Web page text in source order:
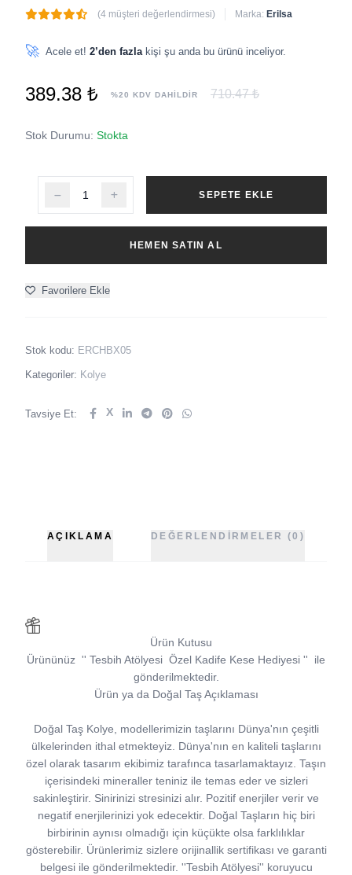
(4 müşteri değerlendirmesi) Marka: Erilsa
🚀 Acele et! 2’den fazla kişi şu anda bu ürünü inceliyor.
389.38 ₺ %20 KDV DAHİLDİR 710.47 ₺
Stok Durumu: Stokta
SEPETE EKLE
HEMEN SATIN AL
Favorilere Ekle
Stok kodu: ERCHBX05
Kategoriler: Kolye
Tavsiye Et: X
AÇIKLAMA DEĞERLENDIRMELER (0)
Ürün Kutusu
Ürününüz '' Tesbih Atölyesi Özel Kadife Kese Hediyesi ''
ile
gönderilmektedir.
Ürün ya da Doğal Taş Açıklaması
Doğal Taş Kolye, modellerimizin taşlarını Dünya'nın çeşitli
ülkelerinden ithal etmekteyiz. Dünya'nın en kaliteli taşlarını
özel olarak tasarım ekibimiz tarafınca tasarlamaktayız. Taşın
içerisindeki mineraller teniniz ile temas eder ve sizleri
sakinleştirir. Sinirinizi stresinizi alır. Pozitif enerjiler verir ve
negatif enerjilerinizi yok edecektir. Doğal Taşların hiç biri
birbirinin aynısı olmadığı için küçükte olsa farklılıklar
gösterebilir. Ürünlerimiz sizlere orijinallik sertifikası ve garanti
belgesi ile gönderilmektedir. ''Tesbih Atölyesi'' koruyucu